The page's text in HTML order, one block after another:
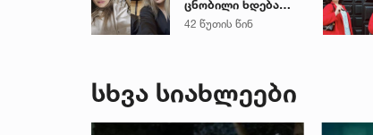
ცნობილი ხდება
დაღუპული დედა-
42 წუთის წინ
სხვა სიახლეები